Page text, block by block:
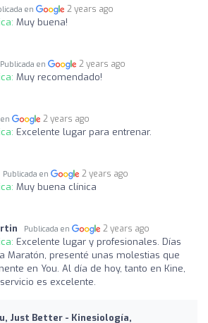
en 2 years ago
Muy buena!
Publicada en 2 years ago
Muy recomendado!
2 years ago
Excelente lugar para entrenar.
Publicada en 2 years ago
Muy buena clínica
Publicada en 2 years ago
Excelente lugar y profesionales. Días
Maratón, presenté unas molestias que
en You. Al día de hoy, tanto en Kine,
es excelente.
Just Better - Kinesiología,